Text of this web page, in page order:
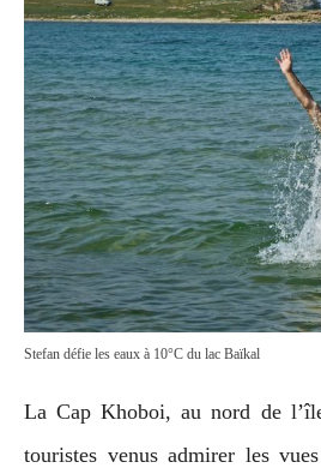
Stefan défie les eaux à 10°C du lac Baïkal
La Cap Khoboi, au nord de
touristes venus admirer les